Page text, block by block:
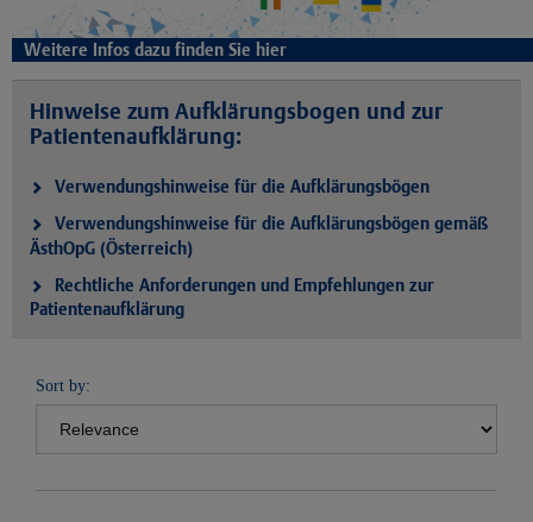
Weitere Infos dazu finden Sie hier
Hinweise zum Aufklärungsbogen und zur
Patientenaufklärung:
Verwendungshinweise für die Aufklärungsbögen
Verwendungshinweise für die Aufklärungsbögen gemäß
ÄsthOpG (Österreich)
Rechtliche Anforderungen und Empfehlungen zur
Patientenaufklärung
Sort by: